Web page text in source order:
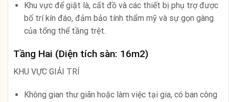
Khu vực để giặt là, cất đồ và các thiết bị phụ trợ được
bố trí kín đáo, đảm bảo tính thẩm mỹ và sự gọn gàng
của tổng thể tầng trệt.
Tầng Hai (Diện tích sàn: 16m2)
KHU VỰC GIẢI TRÍ
Không gian thư giãn hoặc làm việc tại gia, có ban công